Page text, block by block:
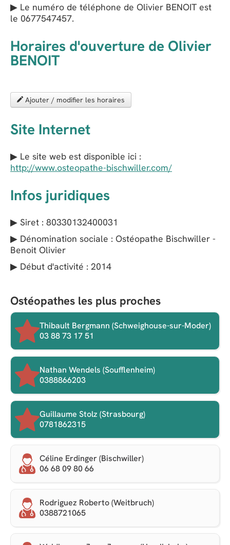
▶ Le numéro de téléphone de Olivier BENOIT est
le 0677547457.
Horaires d'ouverture de Olivier
BENOIT
Ajouter / modifier les horaires
Site Internet
▶ Le site web est disponible ici :
http://www.osteopathe-bischwiller.com/
Infos juridiques
▶ Siret : 80330132400031
▶ Dénomination sociale : Ostéopathe Bischwiller -
Benoit Olivier
▶ Début d'activité : 2014
Ostéopathes les plus proches
Thibault Bergmann (Schweighouse-sur-Moder)
03 88 73 17 51
Nathan Wendels (Soufflenheim)
0388866203
Guillaume Stolz (Strasbourg)
0781862315
Céline Erdinger (Bischwiller)
06 68 09 80 66
Rodriguez Roberto (Weitbruch)
0388721065